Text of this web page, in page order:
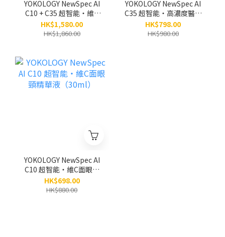
YOKOLOGY NewSpec AI
C10 + C35 超智能‧維C
面眼頸精華液 + 重點袪斑
袪眼紋逆齡精華 / 各1支
HK$1,580.00
HK$1,860.00
YOKOLOGY NewSpec AI
C35 超智能‧高濃度醫學
級維C｜高效重點祛斑祛
眼紋逆齡精華 (10ml)
HK$798.00
HK$980.00
YOKOLOGY NewSpec AI
C10 超智能‧維C面眼頸
精華液（30ml）
HK$698.00
HK$880.00